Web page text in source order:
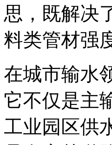
思，既解决
料类管材强
在城市输水
它不仅是主
工业园区供